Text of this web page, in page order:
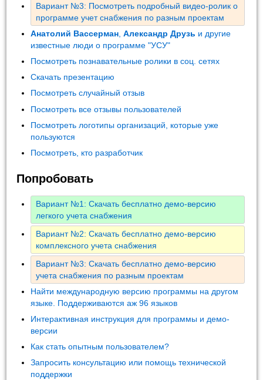
Вариант №3: Посмотреть подробный видео-ролик о
программе учет снабжения по разным проектам
Анатолий Вассерман ,Александр Друзь и другие
известные люди о программе "УСУ"
Посмотреть познавательные ролики в соц. сетях
Скачать презентацию
Посмотреть случайный отзыв
Посмотреть все отзывы пользователей
Посмотреть логотипы организаций, которые уже
пользуются
Посмотреть, кто разработчик
Попробовать
Вариант №1: Скачать бесплатно демо-версию
легкого учета снабжения
Вариант №2: Скачать бесплатно демо-версию
комплексного учета снабжения
Вариант №3: Скачать бесплатно демо-версию
учета снабжения по разным проектам
Найти международную версию программы на другом
языке. Поддерживаются аж 96 языков
Интерактивная инструкция для программы и демо-
версии
Как стать опытным пользователем?
Запросить консультацию или помощь технической
поддержки